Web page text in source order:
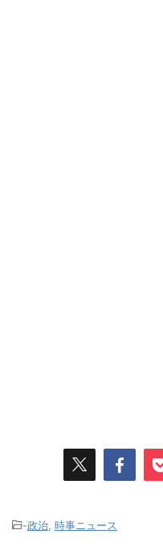
-政治 時事ニュース